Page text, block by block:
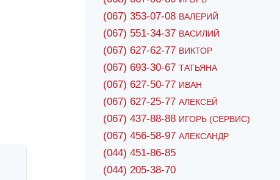
(067) 353-07-08 ВАЛЕРИЙ
(067) 551-34-37 ВАСИЛИЙ
(067) 627-62-77 ВИКТОР
(067) 693-30-67 ТАТЬЯНА
(067) 627-50-77 ИВАН
(067) 627-25-77 АЛЕКСЕЙ
(067) 437-88-88 ИГОРЬ (СЕРВИС)
(067) 456-58-97 АЛЕКСАНДР
(044) 451-86-85
(044) 205-38-70